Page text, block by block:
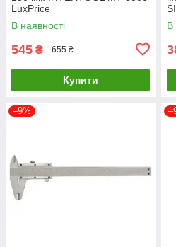
LuxPrice
В наявності
545 ₴ 655 ₴
Купити
В
–9%